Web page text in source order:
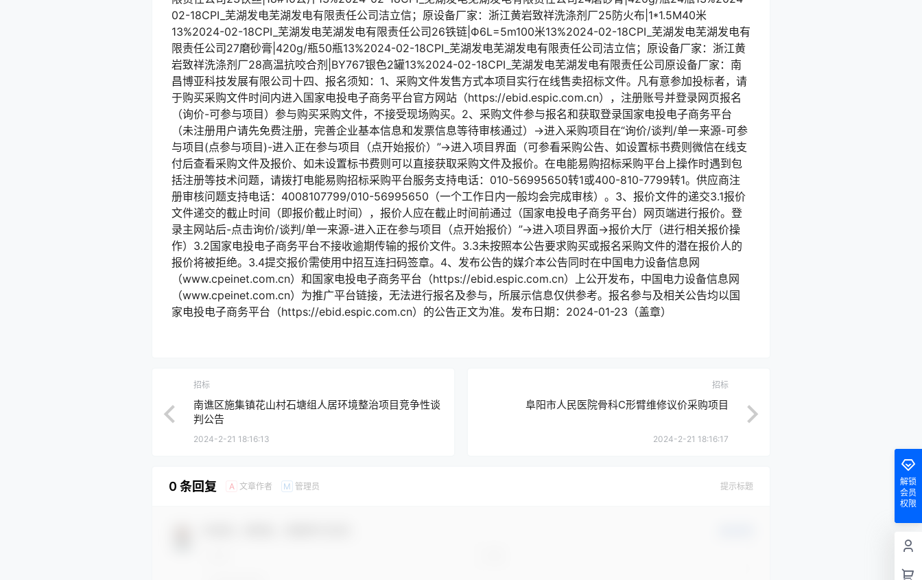
02-18CPI_芜湖发电芜湖发电有限责任公司洁立信；原设备厂家：浙江黄岩致祥洗涤剂厂25防火布|1*1.5M40米
13%2024-02-18CPI_芜湖发电芜湖发电有限责任公司26铁链|Ф6L=5m100米13%2024-02-18CPI_芜湖发电芜湖发电有
限责任公司27磨砂膏|420g/瓶50瓶13%2024-02-18CPI_芜湖发电芜湖发电有限责任公司洁立信；原设备厂家：浙江黄
岩致祥洗涤剂厂28高温抗咬合剂|BY767银色2罐13%2024-02-18CPI_芜湖发电芜湖发电有限责任公司原设备厂家：南
昌博亚科技发展有限公司十四、报名须知：1、采购文件发售方式本项目实行在线售卖招标文件。凡有意参加投标者，请
于购买采购文件时间内进入国家电投电子商务平台官方网站（https://ebid.espic.com.cn），注册账号并登录网页报名
（询价-可参与项目）参与购买采购文件，不接受现场购买。2、采购文件参与报名和获取登录国家电投电子商务平台
（未注册用户请先免费注册，完善企业基本信息和发票信息等待审核通过）→进入采购项目在“询价/谈判/单一来源-可参
与项目(点参与项目)-进入正在参与项目（点开始报价）”→进入项目界面（可参看采购公告、如设置标书费则微信在线支
付后查看采购文件及报价、如未设置标书费则可以直接获取采购文件及报价。在电能易购招标采购平台上操作时遇到包
括注册等技术问题，请拨打电能易购招标采购平台服务支持电话：010-56995650转1或400-810-7799转1。供应商注
册审核问题支持电话：4008107799/010-56995650（一个工作日内一般均会完成审核）。3、报价文件的递交3.1报价
文件递交的截止时间（即报价截止时间），报价人应在截止时间前通过（国家电投电子商务平台）网页端进行报价。登
录主网站后-点击询价/谈判/单一来源-进入正在参与项目（点开始报价）”→进入项目界面→报价大厅（进行相关报价操
作）3.2国家电投电子商务平台不接收逾期传输的报价文件。3.3未按照本公告要求购买或报名采购文件的潜在报价人的
报价将被拒绝。3.4提交报价需使用中招互连扫码签章。4、发布公告的媒介本公告同时在中国电力设备信息网
（www.cpeinet.com.cn）和国家电投电子商务平台（https://ebid.espic.com.cn）上公开发布，中国电力设备信息网
（www.cpeinet.com.cn）为推广平台链接，无法进行报名及参与，所展示信息仅供参考。报名参与及相关公告均以国
家电投电子商务平台（https://ebid.espic.com.cn）的公告正文为准。发布日期：2024-01-23（盖章）
招标
南谯区施集镇花山村石塘组人居环境整治项目竞争性谈
判公告
2024-2-21 18:16:13
招标
阜阳市人民医院骨科C形臂维修议价采购项目
2024-2-21 18:16:17
0 条回复 A 文章作者 M 管理员 提示标题
解锁
会员
权限